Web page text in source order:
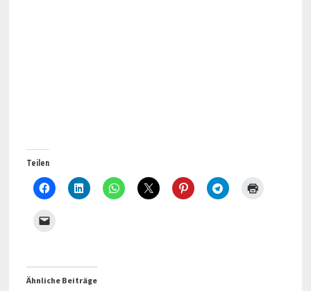
Teilen
Ähnliche Beiträge